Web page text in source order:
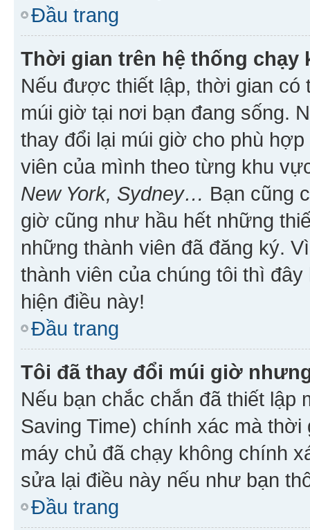
Đầu trang
Thời gian trên hệ thống chạy
Nếu được thiết lập, thời gian
múi giờ tại nơi bạn đang sống.
thay đổi lại múi giờ cho phù
viên của mình theo từng khu
New York, Sydney… Bạn cũng
giờ cũng như hầu hết những
những thành viên đã đăng ký.
thành viên của chúng tôi thì
hiện điều này!
Đầu trang
Tôi đã thay đổi múi giờ
Nếu bạn chắc chắn đã thiết lập
Saving Time) chính xác mà
máy chủ đã chạy không chính
sửa lại điều này nếu như bạn
Đầu trang